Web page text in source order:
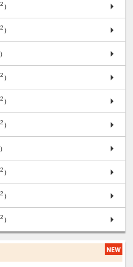
2 ）
2 ）
）
2 ）
2 ）
2 ）
）
2 ）
2 ）
2 ）